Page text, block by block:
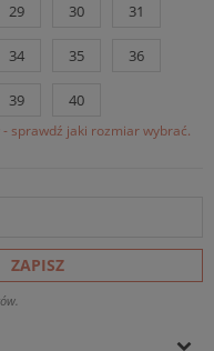
29 30 31
34 35 36
39 40
sprawdź jaki rozmiar wybrać.
ZAPISZ